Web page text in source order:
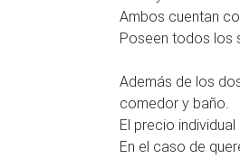
Ambos cuentan
Poseen todos los
Además de los
comedor y baño.
El precio
En el caso de